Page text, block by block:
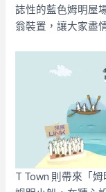
誌性的藍色姆明屋
翁裝置，讓大家盡
T Town 則帶來「